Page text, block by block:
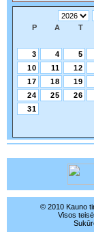
P A T
3
4 5
10
11 12
17
18 19
24
25 26
31
© 2010 Kauno
Visos